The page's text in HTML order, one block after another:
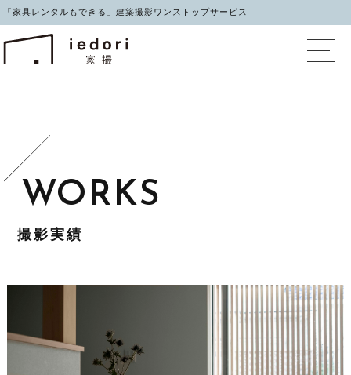
「家具レンタルもできる」建築撮影ワンストップサービス
イエドリ（家撮）家
撮影実績